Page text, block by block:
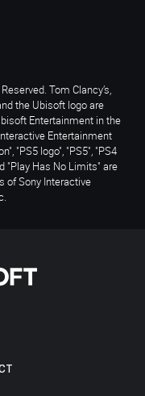
Tom Clancy’s,
the Ubisoft logo are
Entertainment in the
Entertainment
"PS5 logo", "PS5", "PS4
"Play Has No Limits" are
of Sony Interactive